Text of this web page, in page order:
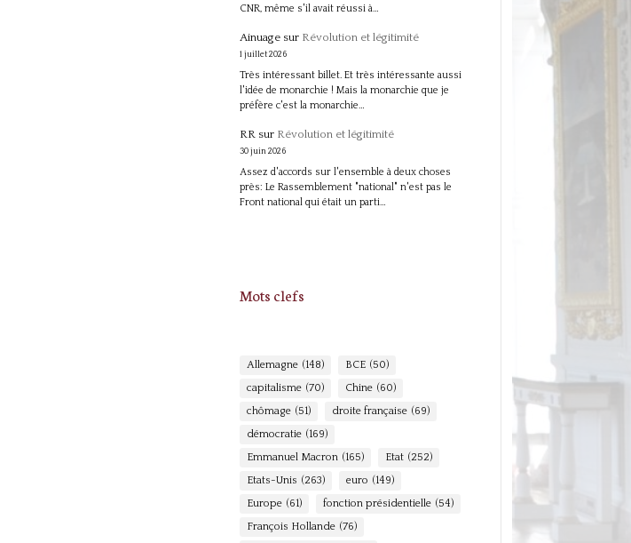
CNR, même s'il avait réussi à…
Ainuagesur Révolution et légitimité
1 juillet 2026
Très intéressant billet. Et très intéressante aussi
l'idée de monarchie ! Mais la monarchie que je
préfère c'est la monarchie…
RRsur Révolution et légitimité
30 juin 2026
Assez d'accords sur l'ensemble à deux choses
près: Le Rassemblement "national" n'est pas le
Front national qui était un parti…
Mots clefs
Allemagne (148) BCE (50)
capitalisme (70) Chine (60)
chômage (51) droite française (69)
démocratie (169)
Emmanuel Macron (165) Etat (252)
Etats-Unis (263) euro (149)
Europe (61) fonction présidentielle (54)
François Hollande (76)